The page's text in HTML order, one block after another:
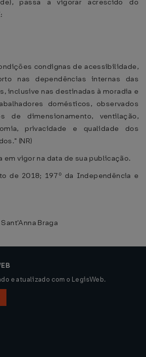
passa a vigorar acrescido do
condignas de acessibilidade,
nas dependências internas das
inclusive nas destinadas à moradia e
domésticos, observados
de dimensionamento, ventilação,
privacidade e qualidade dos
(NR)
em vigor na data de sua publicação.
de 2018; 197º da Independência e
Braga
e atualizado com o LegisWeb.